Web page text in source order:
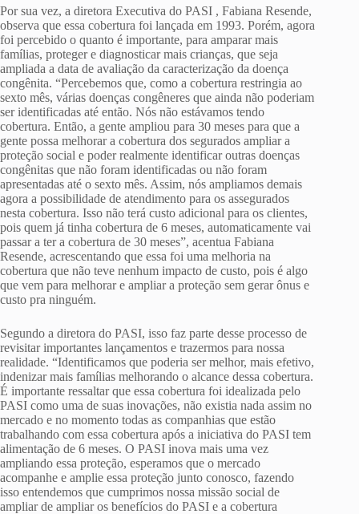
Por sua vez, a diretora Executiva do PASI , Fabiana Resende,
observa que essa cobertura foi lançada em 1993. Porém, agora
foi percebido o quanto é importante, para amparar mais
famílias, proteger e diagnosticar mais crianças, que seja
ampliada a data de avaliação da caracterização da doença
congênita. “Percebemos que, como a cobertura restringia ao
sexto mês, várias doenças congêneres que ainda não poderiam
ser identificadas até então. Nós não estávamos tendo
cobertura. Então, a gente ampliou para 30 meses para que a
gente possa melhorar a cobertura dos segurados ampliar a
proteção social e poder realmente identificar outras doenças
congênitas que não foram identificadas ou não foram
apresentadas até o sexto mês. Assim, nós ampliamos demais
agora a possibilidade de atendimento para os assegurados
nesta cobertura. Isso não terá custo adicional para os clientes,
pois quem já tinha cobertura de 6 meses, automaticamente vai
passar a ter a cobertura de 30 meses”, acentua Fabiana
Resende, acrescentando que essa foi uma melhoria na
cobertura que não teve nenhum impacto de custo, pois é algo
que vem para melhorar e ampliar a proteção sem gerar ônus e
custo pra ninguém.
Segundo a diretora do PASI, isso faz parte desse processo de
revisitar importantes lançamentos e trazermos para nossa
realidade. “Identificamos que poderia ser melhor, mais efetivo,
indenizar mais famílias melhorando o alcance dessa cobertura.
É importante ressaltar que essa cobertura foi idealizada pelo
PASI como uma de suas inovações, não existia nada assim no
mercado e no momento todas as companhias que estão
trabalhando com essa cobertura após a iniciativa do PASI tem
alimentação de 6 meses. O PASI inova mais uma vez
ampliando essa proteção, esperamos que o mercado
acompanhe e amplie essa proteção junto conosco, fazendo
isso entendemos que cumprimos nossa missão social de
ampliar de ampliar os benefícios do PASI e a cobertura